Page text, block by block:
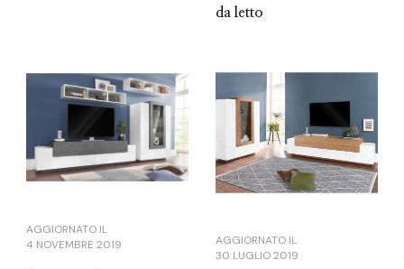
da letto
AGGIORNATO IL
4 NOVEMBRE 2019
AGGIORNATO IL
30 LUGLIO 2019